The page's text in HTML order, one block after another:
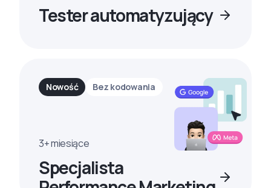
Tester automatyzujący
Nowość Bez kodowania
3+ miesiące
Specjalista